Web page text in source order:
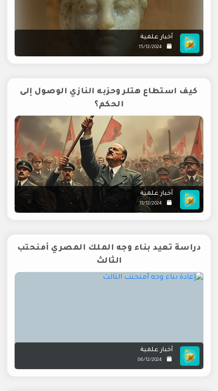
أخبار علمية
15/12/2024
كيف استطاع هتلر وحزبه النازي الوصول إلى
الحكم؟
أخبار علمية
11/12/2024
دراسة تعيد بناء وجه الملك المصري أمنحتب
الثالث
أخبار علمية
06/12/2024